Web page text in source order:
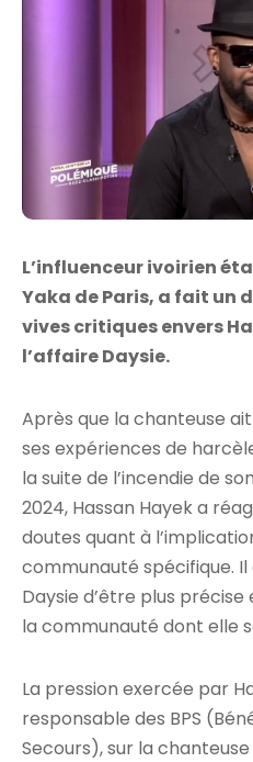
L’influenceur ivoirien
Yaka de Paris, a fait un
vives critiques envers
l’affaire Daysie.
Après que la chanteuse
ses expériences de
la suite de l’incendie de
2024, Hassan Hayek a
doutes quant à
communauté spécifique.
Daysie d’être plus
la communauté dont elle
La pression exercée par
responsable des BPS
Secours), sur la